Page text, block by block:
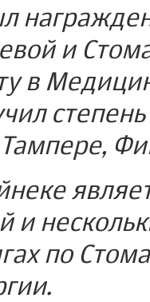
и
в
степень
и
по